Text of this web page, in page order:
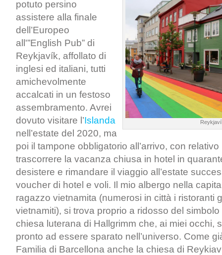
potuto persino
assistere alla finale
dell’Europeo
all'”English Pub” di
Reykjavík, affollato di
inglesi ed italiani, tutti
amichevolmente
accalcati in un festoso
assembramento. Avrei
dovuto visitare l’Islanda
nell’estate del 2020, ma
poi il tampone obbligatorio all’arrivo, con
trascorrere la vacanza chiusa in hotel in
desistere e rimandare il viaggio all’estate
voucher di hotel e voli. Il mio albergo nella
ragazzo vietnamita (numerosi in città i ristoranti
vietnamiti), si trova proprio a ridosso del
chiesa luterana di Hallgrimm che, ai miei occhi,
pronto ad essere sparato nell’universo. Come
Familia di Barcellona anche la chiesa di